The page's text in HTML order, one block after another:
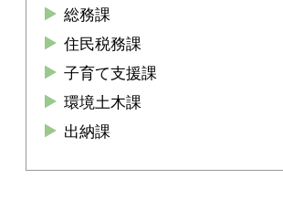
総務課
住民税務課
子育て支援課
環境土木課
出納課